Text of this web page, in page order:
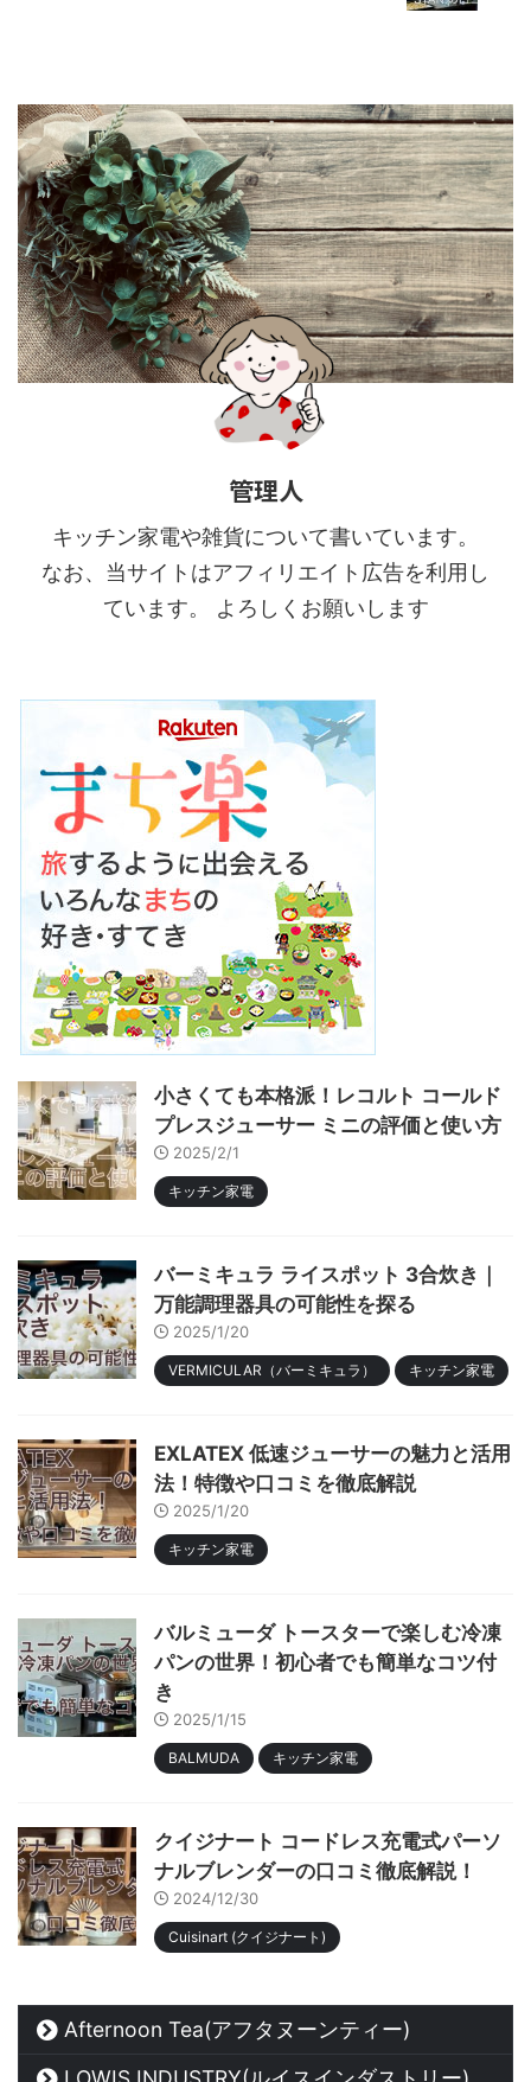
管理人
キッチン家電や雑貨について書いています。
なお、当サイトはアフィリエイト広告を利用し
ています。 よろしくお願いします
小さくても本格派！レコルト コールド
プレスジューサー ミニの評価と使い方
2025/2/1
キッチン家電
バーミキュラ ライスポット 3合炊き｜
万能調理器具の可能性を探る
2025/1/20
VERMICULAR（バーミキュラ） キッチン家電
EXLATEX 低速ジューサーの魅力と活用
法！特徴や口コミを徹底解説
2025/1/20
キッチン家電
バルミューダ トースターで楽しむ冷凍
パンの世界！初心者でも簡単なコツ付
き
2025/1/15
BALMUDA キッチン家電
クイジナート コードレス充電式パーソ
ナルブレンダーの口コミ徹底解説！
2024/12/30
Cuisinart (クイジナート)
Afternoon Tea(アフタヌーンティー)